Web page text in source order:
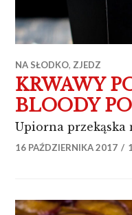
NA SŁODKO, ZJEDZ
KRWAWY
BLOODY
Upiorna
16 PAŹDZIERNIKA 2017